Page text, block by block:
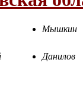
Мышкин
Данилов